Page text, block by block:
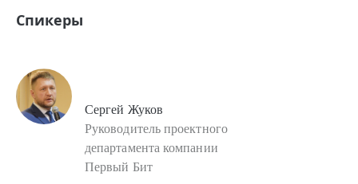
Спикеры
Сергей Жуков
Руководитель проектного
департамента компании
Первый Бит